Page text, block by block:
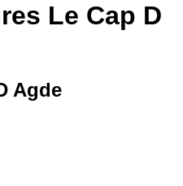
Le Cap D
Agde